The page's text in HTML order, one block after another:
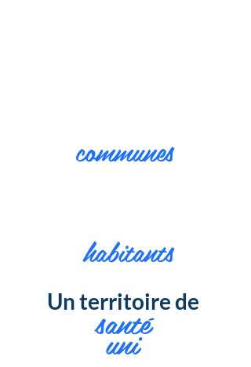
communes
habitants
Un territoire de
santé
uni